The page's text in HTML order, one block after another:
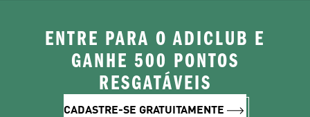
ENTRE PARA O ADICLUB E
GANHE 500 PONTOS
RESGATÁVEIS
CADASTRE-SE GRATUITAMENTE